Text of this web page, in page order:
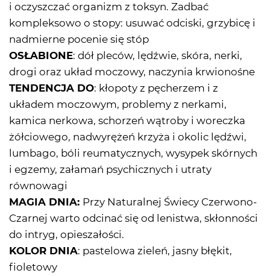
i oczyszczać organizm z toksyn. Zadbać
kompleksowo o stopy: usuwać odciski, grzybicę i
nadmierne pocenie się stóp
OSŁABIONE: dół pleców, lędźwie, skóra, nerki,
drogi oraz układ moczowy, naczynia krwionośne
TENDENCJA DO: kłopoty z pęcherzem i z
układem moczowym, problemy z nerkami,
kamica nerkowa, schorzeń wątroby i woreczka
żółciowego, nadwyrężeń krzyża i okolic lędźwi,
lumbago, bóli reumatycznych, wysypek skórnych
i egzemy, załamań psychicznych i utraty
równowagi
MAGIA DNIA: Przy Naturalnej Świecy Czerwono-
Czarnej warto odcinać się od lenistwa, skłonności
do intryg, opieszałości.
KOLOR DNIA: pastelowa zieleń, jasny błękit,
fioletowy